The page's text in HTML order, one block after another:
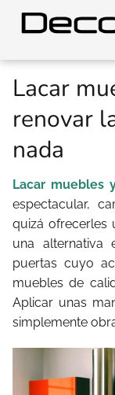
Lacar
renovar
nada
Lacar muebles
espectacular,
quizá ofrecerles
una alternativa
puertas cuyo
muebles de
Aplicar unas
simplemente